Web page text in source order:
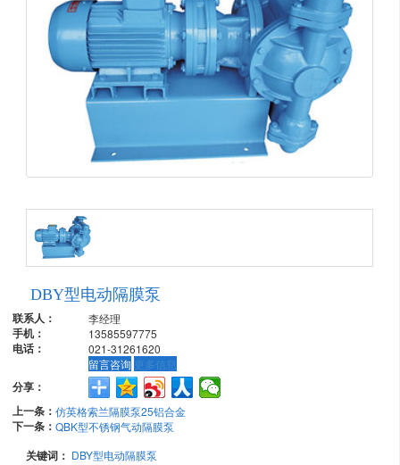
DBY型电动隔膜泵
联系人： 李经理
手机： 13585597775
电话：
021-31261620
留言咨询 更多信息
分享：
上一条：仿英格索兰隔膜泵25铝合金
下一条：QBK型不锈钢气动隔膜泵
关键词： DBY型电动隔膜泵